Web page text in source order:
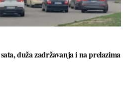
duža zadržavanja i na prelazima